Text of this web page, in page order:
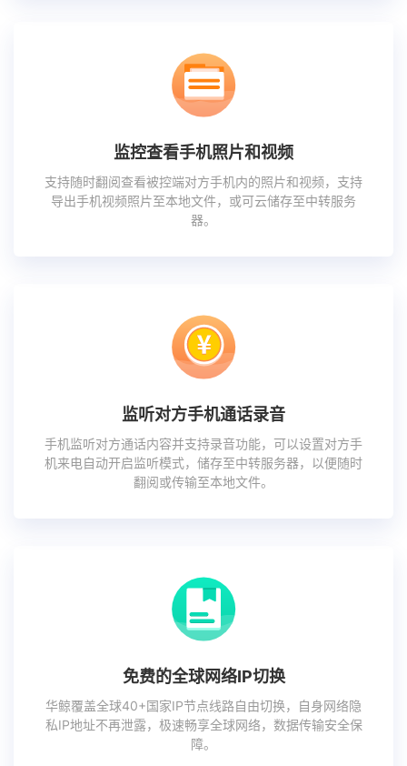
监控查看手机照片和视频
支持随时翻阅查看被控端对方手机内的照片和视频，支持
导出手机视频照片至本地文件，或可云储存至中转服务
器。
监听对方手机通话录音
手机监听对方通话内容并支持录音功能，可以设置对方手
机来电自动开启监听模式，储存至中转服务器，以便随时
翻阅或传输至本地文件。
免费的全球网络IP切换
华鲸覆盖全球40+国家IP节点线路自由切换，自身网络隐
私IP地址不再泄露，极速畅享全球网络，数据传输安全保
障。